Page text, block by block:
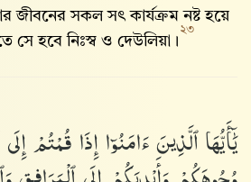
জীবনের সকল সৎ কার্যক্রম নষ্ট হয়ে
সে হবে নিঃস্ব ও দেউলিয়া।
২৩
يَٰٓأَيُّهَاٱلَّذِينَءَامَنُوٓا۟إِذَاقُمْتُمْإِلَى